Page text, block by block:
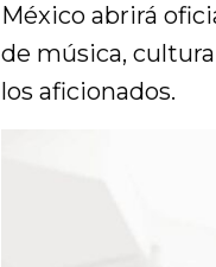
México abrirá
de música,
los aficionados.